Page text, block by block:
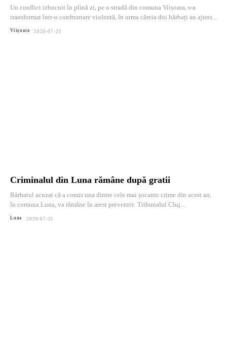
Un conflict izbucnit în plină zi, pe o stradă din comuna Viișoara, s-a
transformat într-o confruntare violentă, în urma căreia doi bărbați au ajuns...
Viișoara 2026-07-21
Criminalul din Luna rămâne după gratii
Bărbatul acuzat că a comis una dintre cele mai șocante crime din acest an,
în comuna Luna, va rămâne în arest preventiv. Tribunalul Cluj...
Luna 2026-07-21